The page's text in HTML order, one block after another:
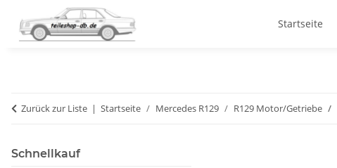
Startseite
Zurück zur Liste Startseite Mercedes R129 R129 Motor/Getriebe
Schnellkauf